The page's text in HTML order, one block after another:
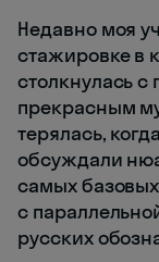
Недавно моя
стажировке в
столкнулась
прекрасным
терялась,
обсуждали
самых
с
русских